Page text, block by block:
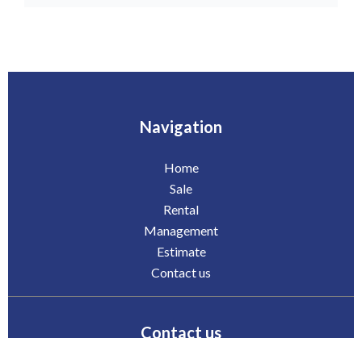
Navigation
Home
Sale
Rental
Management
Estimate
Contact us
Contact us